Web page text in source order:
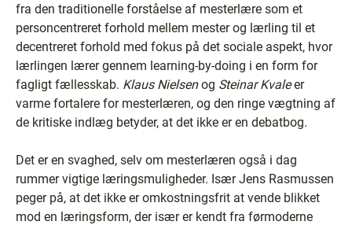
fra den traditionelle forståelse af mesterlære som et
personcentreret forhold mellem mester og lærling til et
decentreret forhold med fokus på det sociale aspekt, hvor
lærlingen lærer gennem learning-by-doing i en form for
fagligt fællesskab. Klaus Nielsenog Steinar Kvaleer
varme fortalere for mesterlæren, og den ringe vægtning af
de kritiske indlæg betyder, at det ikke er en debatbog.
Det er en svaghed, selv om mesterlæren også i dag
rummer vigtige læringsmuligheder. Især Jens Rasmussen
peger på, at det ikke er omkostningsfrit at vende blikket
mod en læringsform, der især er kendt fra førmoderne